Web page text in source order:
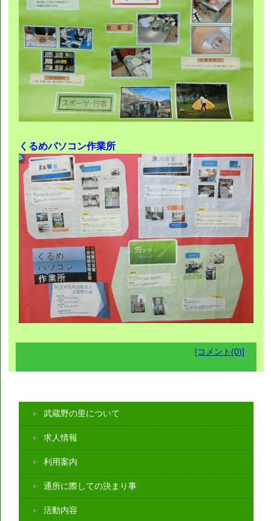
くるめパソコン作業所
[コメント(0)]
武蔵野の里について
求人情報
利用案内
通所に際しての決まり事
活動内容